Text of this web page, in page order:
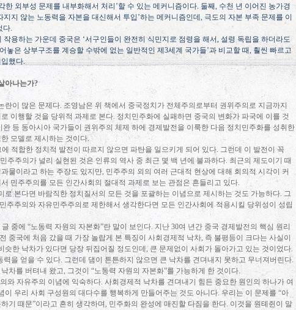
한 외부성 문제를 내부화해서 처리 ’할 수 있는 메커니즘이다. 둘째, 수천 년 이어진 농가경
지지 않는 노동력을 자본을 대신해서 투입 ’하는 메커니즘인데 , 극도의 자본 부족 문제를 이
다.
작용하는 가운데 중국은 ‘서구인들이 완전히 식민지로 점령을 해서,설령 독립을 하더라도
놓은 상부구조를 계승할 수밖에 없는 일반적인 제 3세계 국가들’과 비교할 때, 훨씬 빠르고
했다.
아나는가?
란이 많은 문제다. 조영남은 위 책에서 중국정치가 전체주의로부터 권위주의로 지금까지
이행할 것을 당위적 과제로 본다. 정치민주화에 실패하면 중국의 변화가 파국에 이를 것
완 등 동아시아 국가들이 권위주의 체제 하에 경제발전을 이룩한 다음 정치민주화를 성취한
모델로 제시하는 것이다.
적합한 정치적 발전이 따르지 않으면 파탄을 일으키게 되어 있다. 그런데 이 발전이 꼭
민주주의가 널리 실현된 것은 인류의 역사 중 최근 몇 백 년에 불과하다. 최근의 제도이기 때
물이라고 하는 주장도 있지만, 민주주의 외의 여러 근대적 현상에 대해 회의적 시각이 커
민주주의를 모든 인간사회의 절대적 과제로 보는 관점은 흔들리고 있다.
로 본다면 바람직한 정치질서의 모든 것을 포괄하는 이념으로 제시하는 것도 가능하다. 그
주주의와 자유민주주의로 제한해서 생각한다면 모든 인간사회에 적용시킬 당위성이 성립
글 중에“노동력 자원의 자본화”란 말이 보인다. 지난30여 년간 중국 경제발전의 핵심 원리
중국에 처음 갔을 때 가장 놀랍게 본 특징이 사회경제적 낙차, 즉 불평등이 크다는 사실이
슷한 낙차가 있다면 당장 뒤집어질 정도인데 , 큰 문제없이 사회가 돌아가고 있는 것이었다.
력을 얻을 수 있다. 그런데 댐이 튼튼하지 않으면 큰 낙차를 견뎌내지 못하고 무너져버린다.
차를 버텨내 왔고, 그것이 “노동력 자원의 자본화”를 가능하게 한 것이다.
와 자유주의 이념에 익숙하다.사회경제적 낙차를 견뎌내기 힘든 중요한 원인의 하나가 여
이 우리 사회 구성원의 대다수를 행복하게 만들어주는 것도 아니다. 우리는 이 문제를 “아
기 때문”이라고 흔히 생각하며, 민주화의 완성에 매진할 다짐을 한다. 이것을 원톄쥔이 말